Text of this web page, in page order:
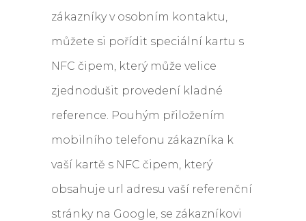
zákazníky v osobním kontaktu,
můžete si pořídit speciální kartu s
NFC čipem, který může velice
zjednodušit provedení kladné
reference. Pouhým přiložením
mobilního telefonu zákazníka k
vaší kartě s NFC čipem, který
obsahuje url adresu vaší referenční
stránky na Google, se zákazníkovi